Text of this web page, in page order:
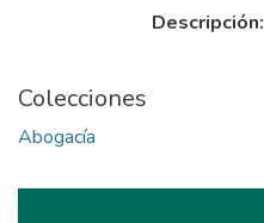
Descripción:
Colecciones
Abogacía